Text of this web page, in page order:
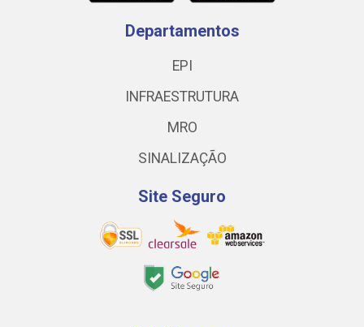
Departamentos
EPI
INFRAESTRUTURA
MRO
SINALIZAÇÃO
Site Seguro